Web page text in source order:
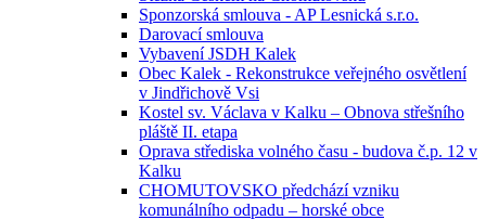
Sponzorská smlouva - AP Lesnická s.r.o.
Darovací smlouva
Vybavení JSDH Kalek
Obec Kalek - Rekonstrukce veřejného osvětlení
v Jindřichově Vsi
Kostel sv. Václava v Kalku – Obnova střešního
pláště II. etapa
Oprava střediska volného času - budova č.p. 12 v
Kalku
CHOMUTOVSKO předchází vzniku
komunálního odpadu – horské obce